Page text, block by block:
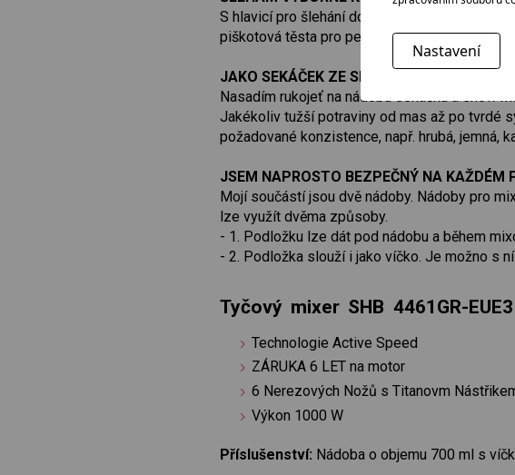
S hlavicí pro šlehání dokážu vykouzlit
piškotová těsta pro perfektní koláče. Je to tak
JAKO SEKÁČEK ZE SEBE VYDÁM MAXIMUM.
Nasadím rukojeť na nádobu sekáčku a show
Jakékoliv tužší potraviny od mas až po tvrdé
požadované konzistence, např. hrubá, jemná,
JSEM NAPROSTO BEZPEČNÝ NA KAŽDÉM
Mojí součástí jsou dvě nádoby. Nádoby pro
lze využít dvěma způsoby.
- 1. Podložku lze dát pod nádobu a během
- 2. Podložka slouží i jako víčko. Je možno s
Tyčový mixer SHB 4461GR-EUE3
Technologie Active Speed
ZÁRUKA 6 LET na motor
6 Nerezových Nožů s Titanovm
Výkon 1000 W
Příslušenství: Nádoba o objemu 700 ml s
Nastavení